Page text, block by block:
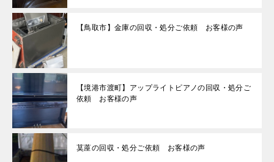
【鳥取市】金庫の回収・処分ご依頼 お客様の声
【境港市渡町】アップライトピアノの回収・処分ご
依頼 お客様の声
茣蓙の回収・処分ご依頼 お客様の声